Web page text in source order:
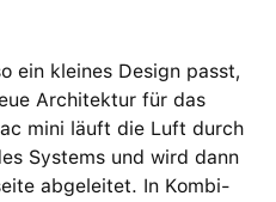
ein kleines Design passt,
Archi­tektur für das
mini läuft die Luft durch
Systems und wird dann
abgeleitet. In Kombi­